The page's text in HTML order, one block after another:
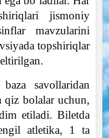
jismoniy
mavzularini
topshiriqlar
savollaridan
bolalar uchun,
etiladi. Biletda
atletika, 1 ta